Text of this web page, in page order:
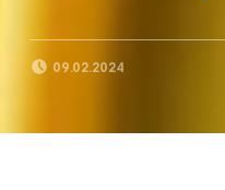
09.02.2024